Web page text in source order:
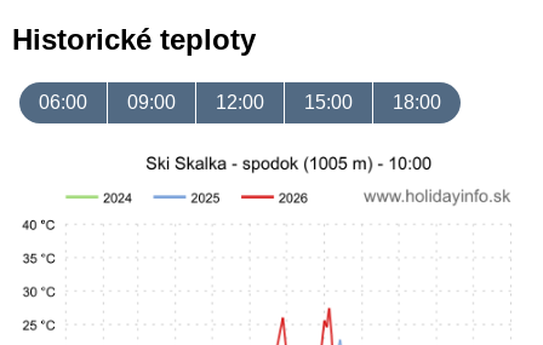
Historické teploty
06:00 09:00 12:00 15:00 18:00